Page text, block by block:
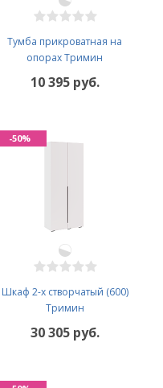
Тумба прикроватная на
опорах Тримин
10 395 руб.
Шкаф 2-х створчатый (600)
Тримин
30 305 руб.
-50%